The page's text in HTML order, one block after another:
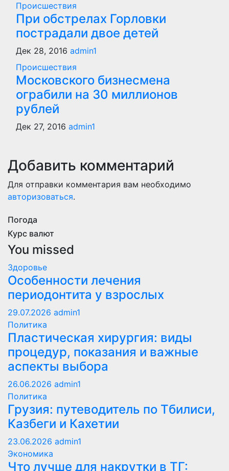
Происшествия
При обстрелах Горловки
пострадали двое детей
Дек 28, 2016 admin1
Происшествия
Московского бизнесмена
ограбили на 30 миллионов
рублей
Дек 27, 2016 admin1
Добавить комментарий
Для отправки комментария вам необходимо
авторизоваться.
Погода
Курс валют
You missed
Здоровье
Особенности лечения
периодонтита у взрослых
29.07.2026 admin1
Политика
Пластическая хирургия: виды
процедур, показания и важные
аспекты выбора
26.06.2026 admin1
Политика
Грузия: путеводитель по Тбилиси,
Казбеги и Кахетии
23.06.2026 admin1
Экономика
Что лучше для накрутки в ТГ: